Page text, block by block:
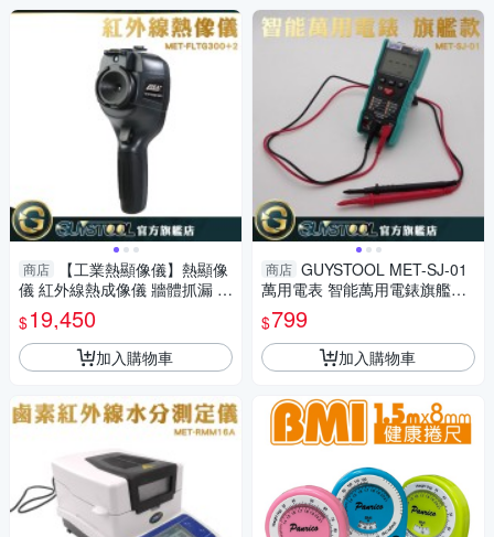
商店
【工業熱顯像儀】熱顯像
儀 紅外線熱成像儀 牆體抓漏 手
持熱像儀 紅外線測溫儀 溫度槍
FLTG300+2
$19,450
加入購物車
商店 GUYSTOOL MET-SJ-01
萬用電表 智能萬用電錶旗艦款
測電容 測電壓電流 電場感應信
號
$799
加入購物車